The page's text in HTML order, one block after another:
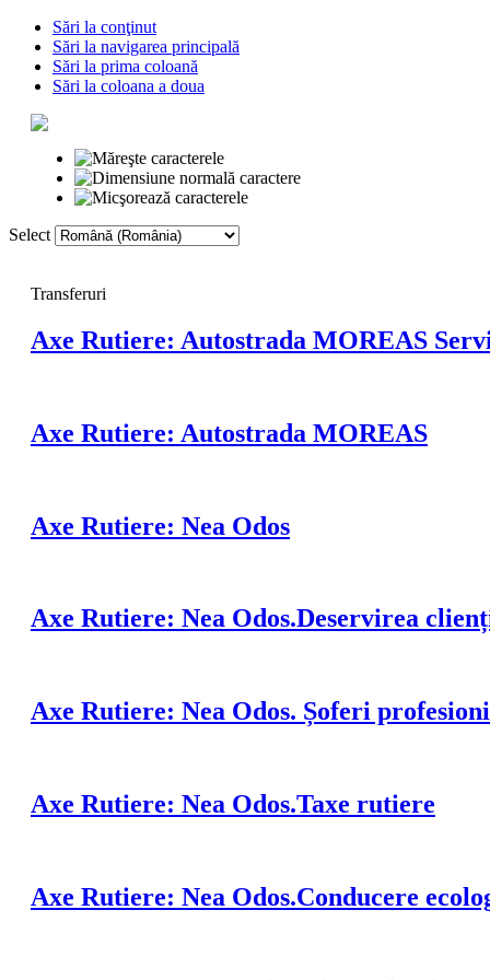
Sări la conţinut
Sări la navigarea principală
Sări la prima coloană
Sări la coloana a doua
Select
Transferuri
Axe Rutiere: Autostrada MOREAS
Axe Rutiere: Autostrada MOREAS
Axe Rutiere: Nea Odos
Axe Rutiere: Nea Odos.Deservirea
Axe Rutiere: Nea Odos. Șoferi
Axe Rutiere: Nea Odos.Taxe rutiere
Axe Rutiere: Nea Odos.Conducere